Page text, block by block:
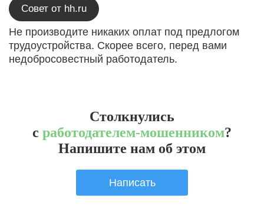
Совет от hh.ru
Не производите никаких оплат под предлогом
трудоустройства. Скорее всего, перед вами
недобросовестный работодатель.
Столкнулись
с работодателем-мошенником?
Напишите нам об этом
Написать